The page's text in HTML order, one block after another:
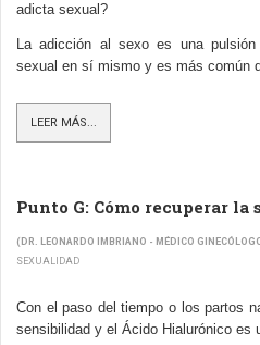
adicta sexual?
La adicción al sexo es una
sexual en sí mismo y es más común
LEER MÁS...
Punto G: Cómo recuperar
(DR. LEONARDO IMBRIANO - MÉDICO
SEXUALIDAD
Con el paso del tiempo o los partos
sensibilidad y el Ácido Hialurónico es